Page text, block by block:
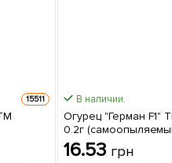
15511 В наличии.
Огурец "Герман F1"
0.2г
16.53 грн